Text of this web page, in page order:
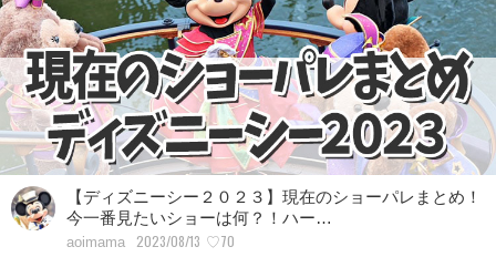
【ディズニーシー２０２３】現在のショーパレまとめ！
今一番見たいショーは何？！ハー…
aoimama 2023/08/13 ♡70